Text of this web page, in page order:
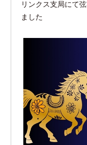
リンクス支局にて
ました